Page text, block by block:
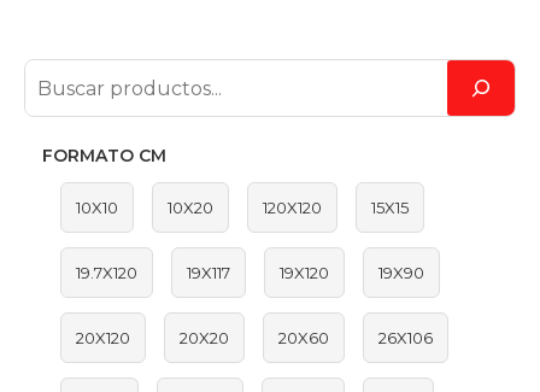
FORMATO CM
10X10 10X20 120X120 15X15
19.7X120 19X117 19X120 19X90
20X120 20X20 20X60 26X106